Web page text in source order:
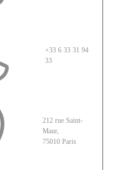
+33 6 33 31 94
33
212 rue Saint-
Maur,
75010 Paris